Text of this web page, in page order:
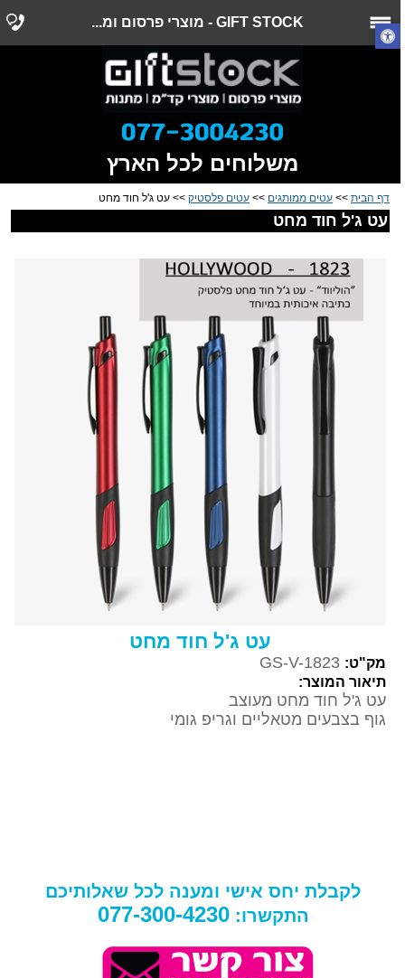
GIFT STOCK - מוצרי פרסום ומ...
משלוחים לכל הארץ
דף הבית>>עטים ממותגים>>עטים פלסטיק>> עט ג'ל חוד מחט
עט ג'ל חוד מחט
עט ג'ל חוד מחט
מק"ט: GS-V-1823
תיאור המוצר:
עט ג'ל חוד מחט מעוצב
גוף בצבעים מטאליים וגריפ גומי
לקבלת יחס אישי ומענה לכל שאלותיכם
התקשרו: 077-300-4230